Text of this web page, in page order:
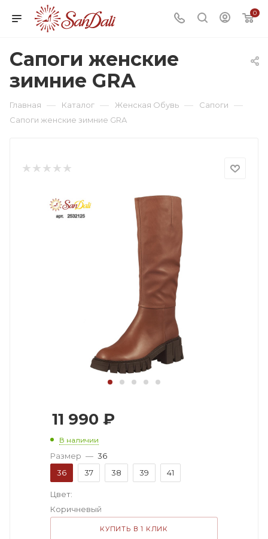
0
Сапоги женские
зимние GRA
Главная — Каталог — Женская Обувь — Сапоги —
Сапоги женские зимние GRA
11 990 ₽
В наличии
Размер — 36
36
37 38 39 41
Цвет:
Коричневый
КУПИТЬ В 1 КЛИК